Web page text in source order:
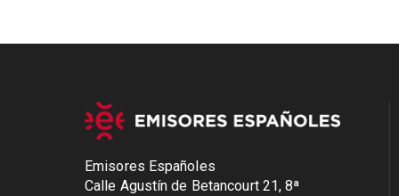
Emisores Españoles
Calle Agustín de Betancourt 21, 8ª